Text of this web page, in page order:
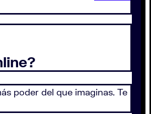
poder del que imaginas. Te